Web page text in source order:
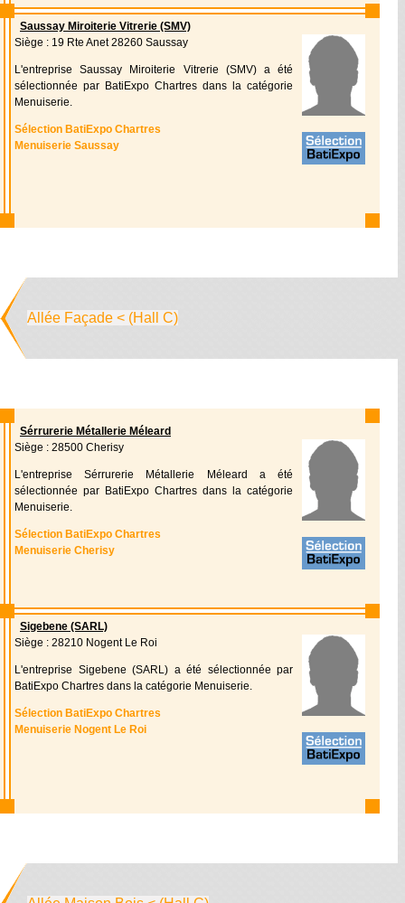
Saussay Miroiterie Vitrerie (SMV)
Siège : 19 Rte Anet 28260 Saussay
L'entreprise Saussay Miroiterie Vitrerie (SMV) a été
sélectionnée par BatiExpo Chartres dans la catégorie
Menuiserie.
Sélection BatiExpo Chartres
Menuiserie Saussay
Allée Façade < (Hall C)
Sérrurerie Métallerie Méleard
Siège : 28500 Cherisy
L'entreprise Sérrurerie Métallerie Méleard a été
sélectionnée par BatiExpo Chartres dans la catégorie
Menuiserie.
Sélection BatiExpo Chartres
Menuiserie Cherisy
Sigebene (SARL)
Siège : 28210 Nogent Le Roi
L'entreprise Sigebene (SARL) a été sélectionnée par
BatiExpo Chartres dans la catégorie Menuiserie.
Sélection BatiExpo Chartres
Menuiserie Nogent Le Roi